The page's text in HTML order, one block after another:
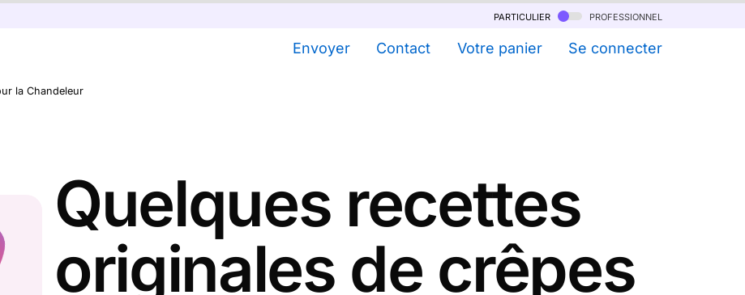
particulier professionnel
Envoyer Contact Votre panier Se connecter
la Chandeleur
Quelques recettes
originales de crêpes